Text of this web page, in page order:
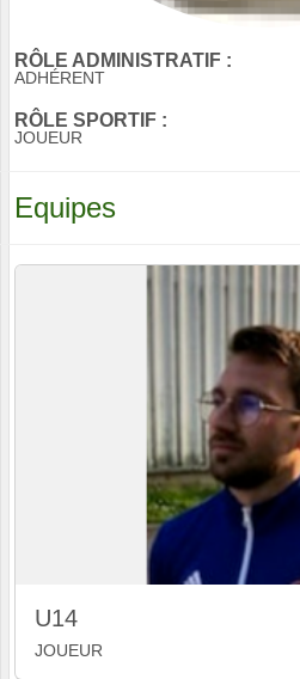
RÔLE ADMINISTRATIF :
ADHÉRENT
RÔLE SPORTIF :
JOUEUR
Equipes
U14
JOUEUR